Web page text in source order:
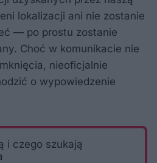
lokalizacji ani nie zostanie
— po prostu zostanie
Choć w komunikacie nie
nieoficjalnie
o wypowiedzenie
i czego szukają